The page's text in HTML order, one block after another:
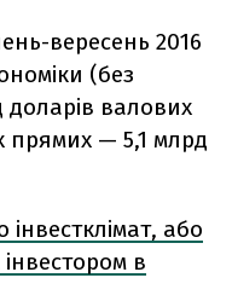
вересень 2016
(без
доларів валових
прямих — 5,1 млрд
або
в